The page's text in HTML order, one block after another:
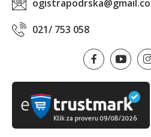
021/ 753 058